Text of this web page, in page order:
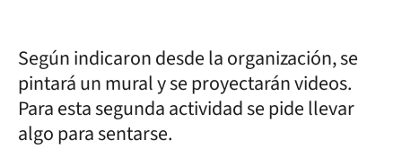
Según indicaron desde la organización, se
pintará un mural y se proyectarán videos.
Para esta segunda actividad se pide llevar
algo para sentarse.